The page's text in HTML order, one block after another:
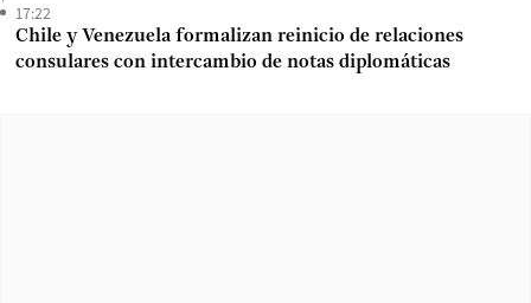
17:22
Chile y Venezuela formalizan reinicio de relaciones
consulares con intercambio de notas diplomáticas